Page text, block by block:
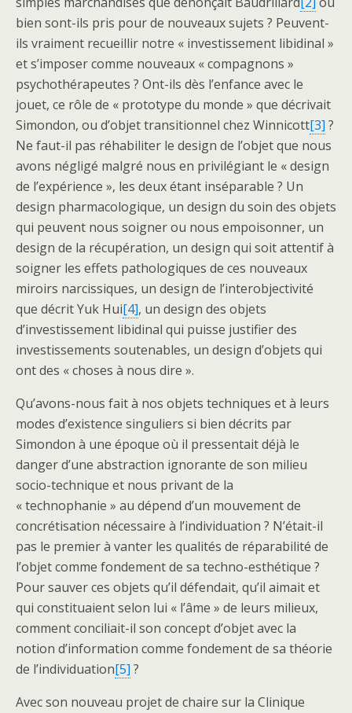
bien sont-ils pris pour de nouveaux sujets ? Peuvent-
ils vraiment recueillir notre « investissement libidinal »
et s’imposer comme nouveaux « compagnons »
psychothérapeutes ? Ont-ils dès l’enfance avec le
jouet, ce rôle de « prototype du monde » que décrivait
Simondon, ou d’objet transitionnel chez Winnicott[3] ?
Ne faut-il pas réhabiliter le design de l’objet que nous
avons négligé malgré nous en privilégiant le « design
de l’expérience », les deux étant inséparable ? Un
design pharmacologique, un design du soin des objets
qui peuvent nous soigner ou nous empoisonner, un
design de la récupération, un design qui soit attentif à
soigner les effets pathologiques de ces nouveaux
miroirs narcissiques, un design de l’interobjectivité
que décrit Yuk Hui[4], un design des objets
d’investissement libidinal qui puisse justifier des
investissements soutenables, un design d’objets qui
ont des « choses à nous dire ».
Qu’avons-nous fait à nos objets techniques et à leurs
modes d’existence singuliers si bien décrits par
Simondon à une époque où il pressentait déjà le
danger d’une abstraction ignorante de son milieu
socio-technique et nous privant de la
« technophanie » au dépend d’un mouvement de
concrétisation nécessaire à l’individuation ? N’était-il
pas le premier à vanter les qualités de réparabilité de
l’objet comme fondement de sa techno-esthétique ?
Pour sauver ces objets qu’il défendait, qu’il aimait et
qui constituaient selon lui « l’âme » de leurs milieux,
comment conciliait-il son concept d’objet avec la
notion d’information comme fondement de sa théorie
de l’individuation[5] ?
Avec son nouveau projet de chaire sur la Clinique